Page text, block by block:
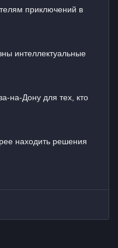
приключений в
интеллектуальные
на-Дону для тех, кто
находить решения